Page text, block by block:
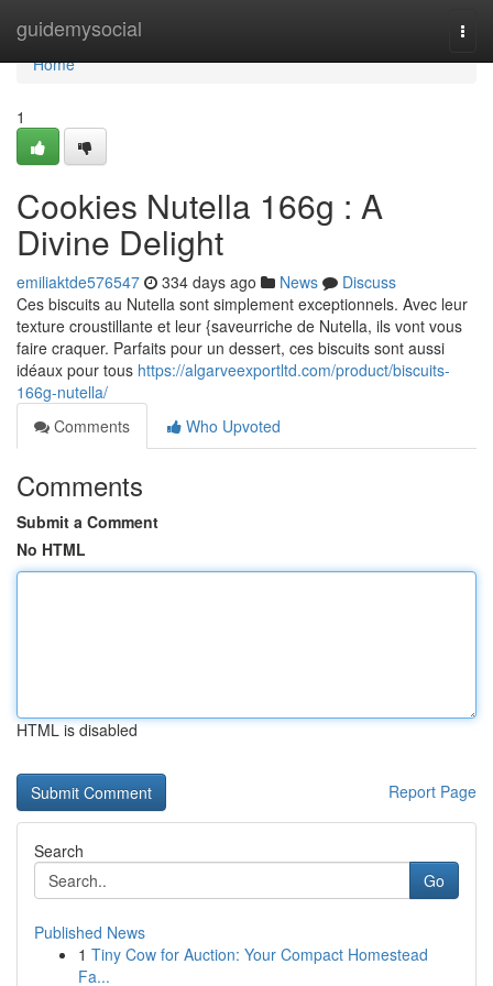
guidemysocial
Home
Home
1
Cookies Nutella 166g : A
Divine Delight
emiliaktde576547 334 days ago News
Discuss
Ces biscuits au Nutella sont simplement exceptionnels. Avec leur
texture croustillante et leur {saveurriche de Nutella, ils vont vous
faire craquer. Parfaits pour un dessert, ces biscuits sont aussi
idéaux pour tous https://algarveexportltd.com/product/biscuits-
166g-nutella/
Comments
Who Upvoted
Comments
Submit a Comment
No HTML
HTML is disabled
Report Page
Search
Go
Published News
1 Tiny Cow for Auction: Your Compact Homestead
Fa...